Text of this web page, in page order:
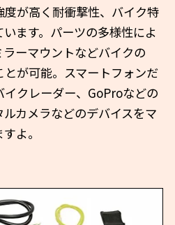
が高く耐衝撃性、バイク特
ます。パーツの多様性によ
ーマウントなどバイクの
が可能。スマートフォンだ
クレーダー、GoProなどの
カメラなどのデバイスをマ
よ。